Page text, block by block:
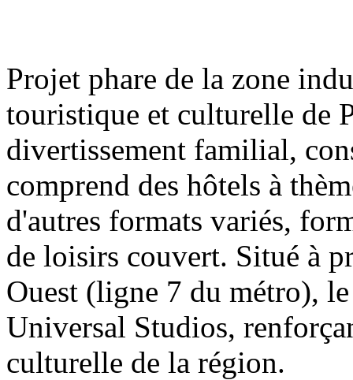
Projet phare de la zone
touristique et culturelle de
divertissement familial,
comprend des hôtels à
d'autres formats variés,
de loisirs couvert. Situé à
Ouest (ligne 7 du métro),
Universal Studios,
culturelle de la région.